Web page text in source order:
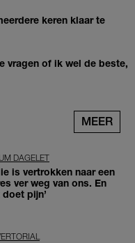
keren klaar te
vragen of ik wel de beste,
MEER
DAGELET
is vertrokken naar een
ver weg van ons. En
pijn’